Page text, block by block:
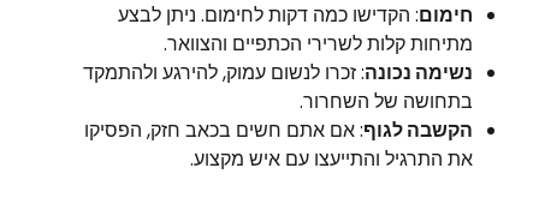
חימום: הקדישו כמה דקות לחימום. ניתן לבצע
מתיחות קלות לשרירי הכתפיים והצוואר.
נשימה נכונה: זכרו לנשום עמוק, להירגע ולהתמקד
בתחושה של השחרור.
הקשבה לגוף: אם אתם חשים בכאב חזק, הפסיקו
את התרגיל והתייעצו עם איש מקצוע.